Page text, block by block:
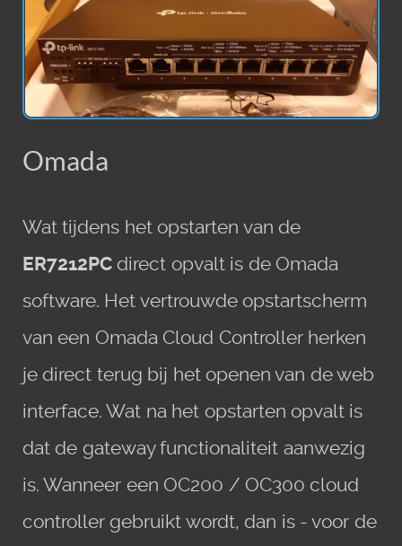
Omada
Wat tijdens het opstarten van de
ER7212PC direct opvalt is de Omada
software. Het vertrouwde opstartscherm
van een Omada Cloud Controller herken
je direct terug bij het openen van de web
interface. Wat na het opstarten opvalt is
dat de gateway functionaliteit aanwezig
is. Wanneer een OC200 / OC300 cloud
controller gebruikt wordt, dan is - voor de